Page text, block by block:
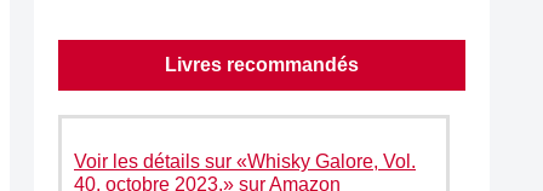
Livres recommandés
Voir les détails sur «Whisky Galore, Vol.
40, octobre 2023.» sur Amazon